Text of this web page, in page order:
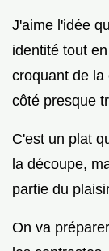
J'aime l'idée
identité tout
croquant de la
côté presque
C'est un plat
la découpe,
partie du
On va